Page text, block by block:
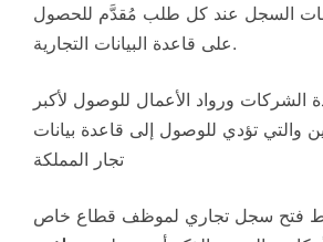
السجل عند كل طلب مُقدَّم للحصول
على قاعدة البيانات التجارية.
ورواد الأعمال للوصول لأكبر
والتي تؤدي للوصول إلى قاعدة بيانات
تجار المملكة
فتح سجل تجاري لموظف قطاع خاص